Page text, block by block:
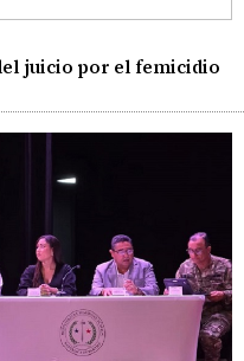
juicio por el femicidio